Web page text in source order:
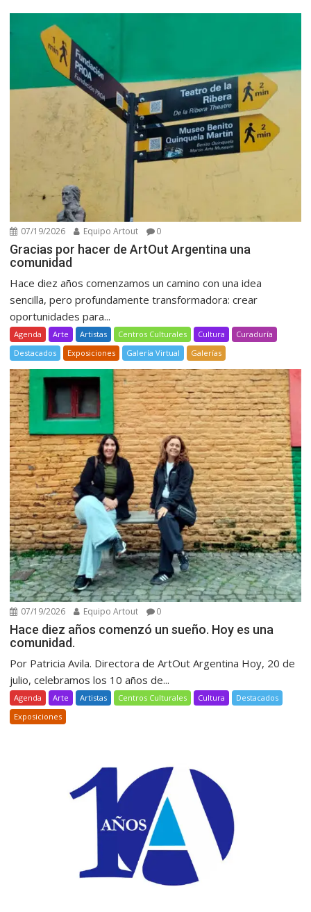
07/19/2026 Equipo Artout 0
Gracias por hacer de ArtOut Argentina una
comunidad
Hace diez años comenzamos un camino con una idea
sencilla, pero profundamente transformadora: crear
oportunidades para...
Agenda Arte Artistas Centros Culturales Cultura
Curaduría
Destacados
Exposiciones Galería Virtual Galerías
07/19/2026 Equipo Artout 0
Hace diez años comenzó un sueño. Hoy es una
comunidad.
Por Patricia Avila. Directora de ArtOut Argentina Hoy, 20 de
julio, celebramos los 10 años de...
Agenda Arte Artistas Centros Culturales Cultura
Destacados
Exposiciones